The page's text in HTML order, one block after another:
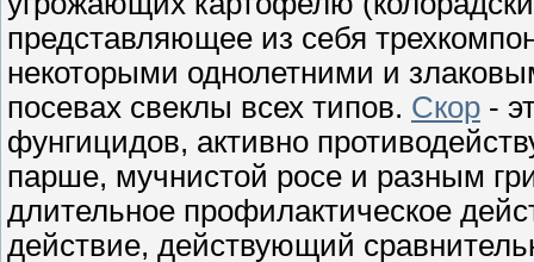
представляющее из себя
некоторыми однолетними и
посевах свеклы всех типов. Скор -
фунгицидов, активно
парше, мучнистой росе и разным
длительное профилактическое
действие, действующий